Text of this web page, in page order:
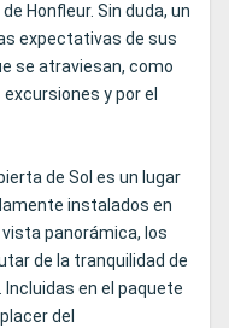
Honfleur. Sin duda, un
expectativas de sus
se atraviesan, como
y por el
de Sol es un lugar
instalados en
panorámica, los
de la tranquilidad de
en el paquete
del